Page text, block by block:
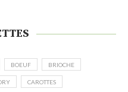
BOEUF BRIOCHE
CAROTTES